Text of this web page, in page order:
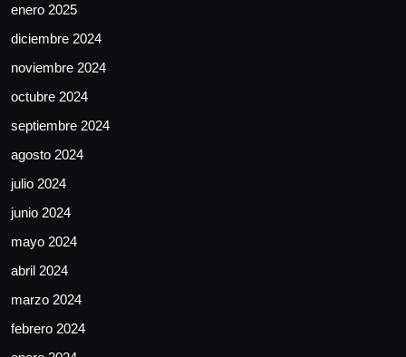
enero 2025
diciembre 2024
noviembre 2024
octubre 2024
septiembre 2024
agosto 2024
julio 2024
junio 2024
mayo 2024
abril 2024
marzo 2024
febrero 2024